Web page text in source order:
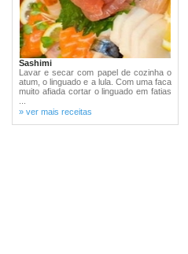
Sashimi
Lavar e secar com papel de cozinha o
atum, o linguado e a lula. Com uma faca
muito afiada cortar o linguado em fatias
» ver mais receitas